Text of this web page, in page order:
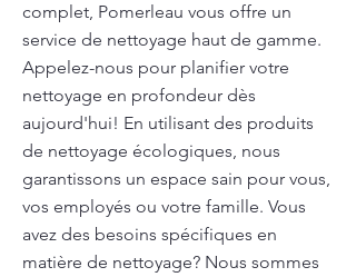
complet, Pomerleau vous offre un
service de nettoyage haut de gamme.
Appelez-nous pour planifier votre
nettoyage en profondeur dès
aujourd'hui! En utilisant des produits
de nettoyage écologiques, nous
garantissons un espace sain pour vous,
vos employés ou votre famille. Vous
avez des besoins spécifiques en
matière de nettoyage? Nous sommes